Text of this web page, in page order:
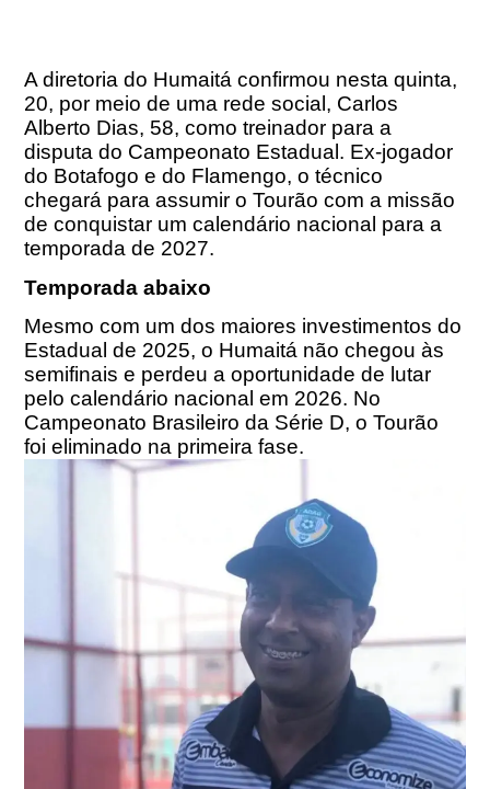
A diretoria do Humaitá confirmou nesta quinta,
20, por meio de uma rede social, Carlos
Alberto Dias, 58, como treinador para a
disputa do Campeonato Estadual. Ex-jogador
do Botafogo e do Flamengo, o técnico
chegará para assumir o Tourão com a missão
de conquistar um calendário nacional para a
temporada de 2027.
Temporada abaixo
Mesmo com um dos maiores investimentos do
Estadual de 2025, o Humaitá não chegou às
semifinais e perdeu a oportunidade de lutar
pelo calendário nacional em 2026. No
Campeonato Brasileiro da Série D, o Tourão
foi eliminado na primeira fase.